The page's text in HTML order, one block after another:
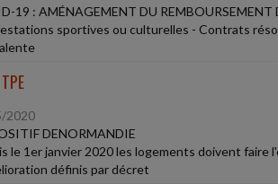
19 : AMÉNAGEMENT DU
sportives ou culturelles - Contrats
2020
DENORMANDIE
le 1er janvier 2020 les logements doivent
définis par décret